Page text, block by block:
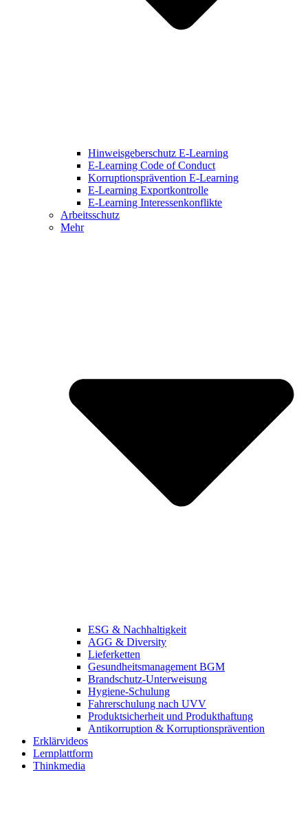
Hinweisgeberschutz E-Learning
E-Learning Code of Conduct
Korruptionsprävention E-Learning
E-Learning Exportkontrolle
E-Learning Interessenkonflikte
Arbeitsschutz
Mehr
ESG & Nachhaltigkeit
AGG & Diversity
Lieferketten
Gesundheitsmanagement BGM
Brandschutz-Unterweisung
Hygiene-Schulung
Fahrerschulung nach UVV
Produktsicherheit und Produkthaftung
Antikorruption & Korruptionsprävention
Erklärvideos
Lernplattform
Thinkmedia